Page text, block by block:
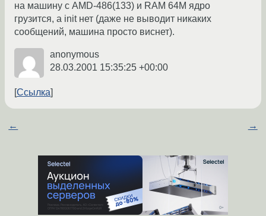
на машину с AMD-486(133) и RAM 64M ядро
грузится, а init нет (даже не выводит никаких
сообщений, машина просто виснет).
anonymous
28.03.2001 15:35:25 +00:00
Ссылка
← →